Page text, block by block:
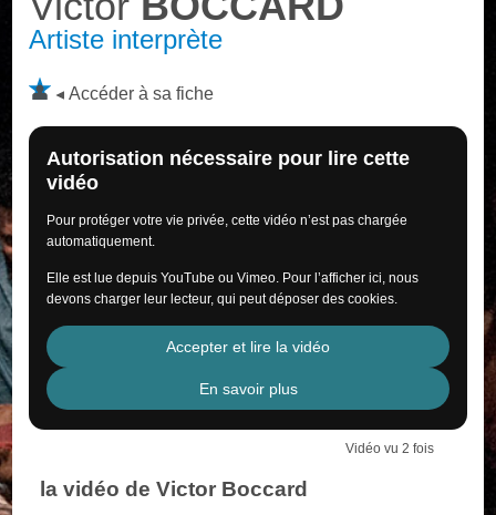
Artiste interprète
Accéder à sa fiche
Autorisation nécessaire pour lire cette
vidéo
Pour protéger votre vie privée, cette vidéo n’est pas chargée
automatiquement.
Elle est lue depuis YouTube ou Vimeo. Pour l’afficher ici, nous
devons charger leur lecteur, qui peut déposer des cookies.
Accepter et lire la vidéo
En savoir plus
Vidéo vu 2 fois
la vidéo de Victor Boccard